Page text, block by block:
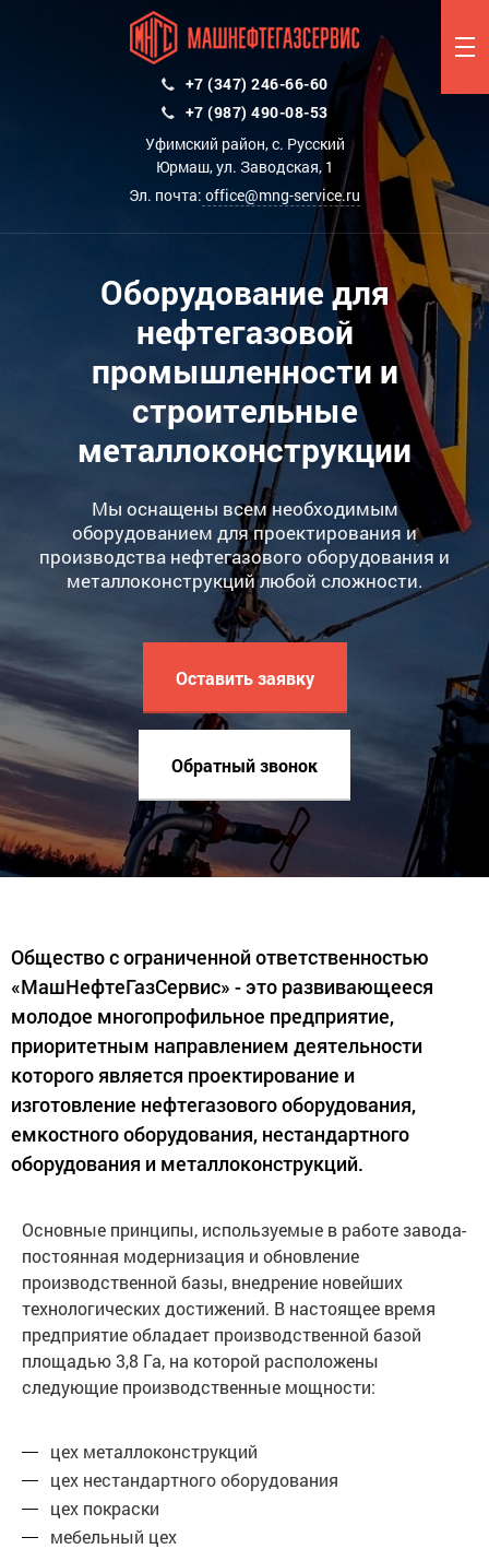
+7 (347) 246-66-60
+7 (987) 490-08-53
Уфимский район, с. Русский
Юрмаш, ул. Заводская, 1
Эл. почта: office@mng-service.ru
Оборудование для
нефтегазовой
промышленности и
строительные
металлоконструкции
Мы оснащены всем необходимым
оборудованием для проектирования и
производства нефтегазового оборудования и
металлоконструкций любой сложности.
Оставить заявку
Обратный звонок
Общество с ограниченной ответственностью
«МашНефтеГазСервис» - это развивающееся
молодое многопрофильное предприятие,
приоритетным направлением деятельности
которого является проектирование и
изготовление нефтегазового оборудования,
емкостного оборудования, нестандартного
оборудования и металлоконструкций.
Основные принципы, используемые в работе завода-
постоянная модернизация и обновление
производственной базы, внедрение новейших
технологических достижений. В настоящее время
предприятие обладает производственной базой
площадью 3,8 Га, на которой расположены
следующие производственные мощности:
цех металлоконструкций
цех нестандартного оборудования
цех покраски
мебельный цех